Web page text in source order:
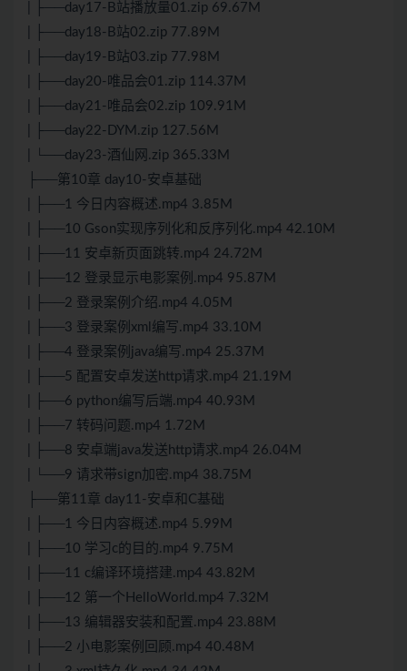
| ├──day17-B站播放量01.zip 69.67M
| ├──day18-B站02.zip 77.89M
| ├──day19-B站03.zip 77.98M
| ├──day20-唯品会01.zip 114.37M
| ├──day21-唯品会02.zip 109.91M
| ├──day22-DYM.zip 127.56M
| └──day23-酒仙网.zip 365.33M
├──第10章 day10-安卓基础
| ├──1 今日内容概述.mp4 3.85M
| ├──10 Gson实现序列化和反序列化.mp4 42.10M
| ├──11 安卓新页面跳转.mp4 24.72M
| ├──12 登录显示电影案例.mp4 95.87M
| ├──2 登录案例介绍.mp4 4.05M
| ├──3 登录案例xml编写.mp4 33.10M
| ├──4 登录案例java编写.mp4 25.37M
| ├──5 配置安卓发送http请求.mp4 21.19M
| ├──6 python编写后端.mp4 40.93M
| ├──7 转码问题.mp4 1.72M
| ├──8 安卓端java发送http请求.mp4 26.04M
| └──9 请求带sign加密.mp4 38.75M
├──第11章 day11-安卓和C基础
| ├──1 今日内容概述.mp4 5.99M
| ├──10 学习c的目的.mp4 9.75M
| ├──11 c编译环境搭建.mp4 43.82M
| ├──12 第一个HelloWorld.mp4 7.32M
| ├──13 编辑器安装和配置.mp4 23.88M
| ├──2 小电影案例回顾.mp4 40.48M